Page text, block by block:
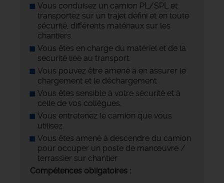
Vous conduisez un camion PL/SPL et
transportez sur un trajet défini et en toute
sécurité, différents matériaux sur les
chantiers.
Vous êtes en charge du matériel et de la
sécurité liée au transport.
Vous pouvez être amené à en assurer le
chargement et le déchargement.
Vous êtes sensible à votre sécurité et à
celle de vos collègues.
Vous entretenez le camion que vous
utilisez.
Vous êtes amené à descendre du camion
pour occuper un poste de manœuvre /
terrassier sur chantier
Compétences obligatoires :